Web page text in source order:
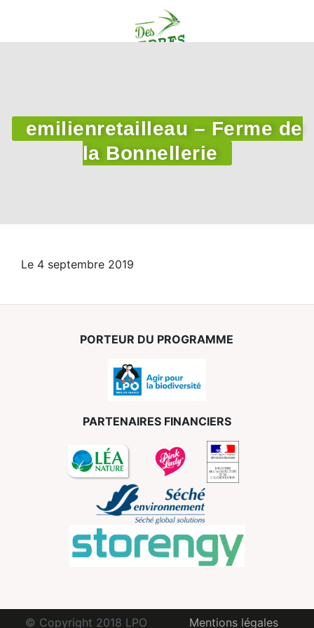
emilienretailleau – Ferme de
la Bonnellerie
Le 4 septembre 2019
PORTEUR DU PROGRAMME
PARTENAIRES FINANCIERS
© Copyright 2018 LPO Mentions légales